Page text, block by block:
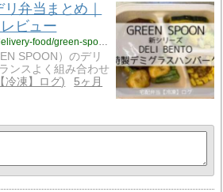
弁当まとめ｜
ビュー
https://t-koshiba88.jp/home-delivery-food/green-spoon/deli-bento/
SPOON）のデリ
ンスよく組み合わせ
冷凍】ログ
5ヶ月